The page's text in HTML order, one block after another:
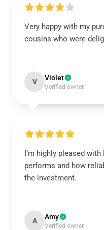
Very happy with my
cousins who were
V Violet
Verified owner
I’m highly pleased
performs and how
the investment.
A Amy
Verified owner